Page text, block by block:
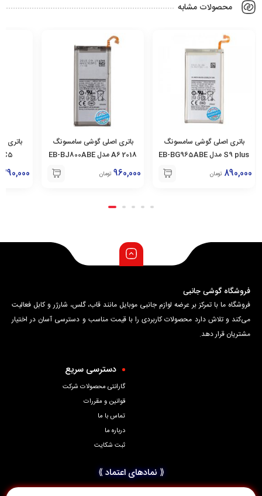
محصولات مشابه
باتری اصلی گوشی سامسونگ
S9 plus مدل EB-BG965ABE
890,000 تومان
باتری اصلی گوشی سامسونگ
2018 A6 مدل EB-BJ800ABE
960,000 تومان
باتری
C5 مدل BC500ABE
فروشگاه گوشی جانبی
فروشگاه ما با تمرکز بر عرضه لوازم جانبی موبایل مانند قاب، گلس، شارژر و کابل فعالیت
می‌کند و تلاش دارد محصولات کاربردی را با قیمت مناسب و دسترسی آسان در اختیار
مشتریان قرار دهد.
دسترسی سریع
گارانتی محصولات شرکت
قوانین و مقررات
تماس با ما
درباره ما
ثبت شکایت
⟪ نمادهای اعتماد ⟫